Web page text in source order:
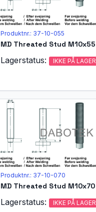
Produktnr.: 37-10-055
Lagerstatus: IKKE PÅ LAGER
Produktnr.: 37-10-070
Lagerstatus: IKKE PÅ LAGER